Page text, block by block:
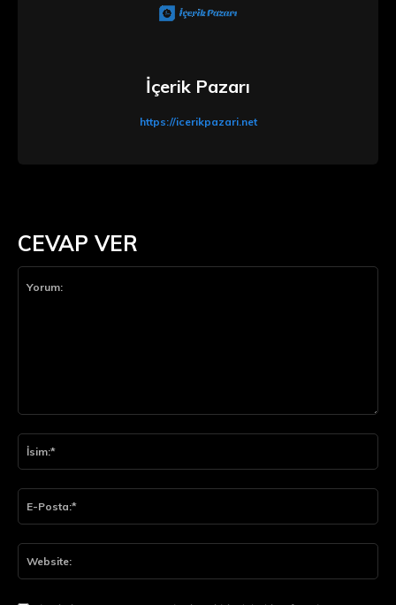
CEVAP VER
İçerik Pazarı
https://icerikpazari.net